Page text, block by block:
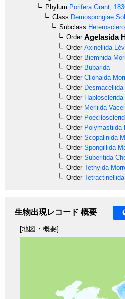
Phylum Porifera Grant,
Class Demospongiae
Subclass
OrderAgelasida
OrderAxinellida
OrderBiemnida
OrderBubarida
OrderClionaida
OrderDesmacellida
OrderHaplosclerida
OrderMerliida
Order
OrderPolymastiida
OrderScopalinida
OrderSpongillida
OrderSuberitida
OrderTethyida
OrderTetractinellida
生物出現レコード 概要
[地図・概要]